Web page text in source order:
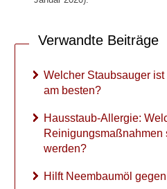
Verwandte Beiträge
Welcher Staubsauger
am besten?
Hausstaub-Allergie:
Reinigungsmaßnahmen
werden?
Hilft Neembaumöl
Nahrungsmittelallergie
Allergie gegen Katzen-
Hundehaare
Kontaktallergien